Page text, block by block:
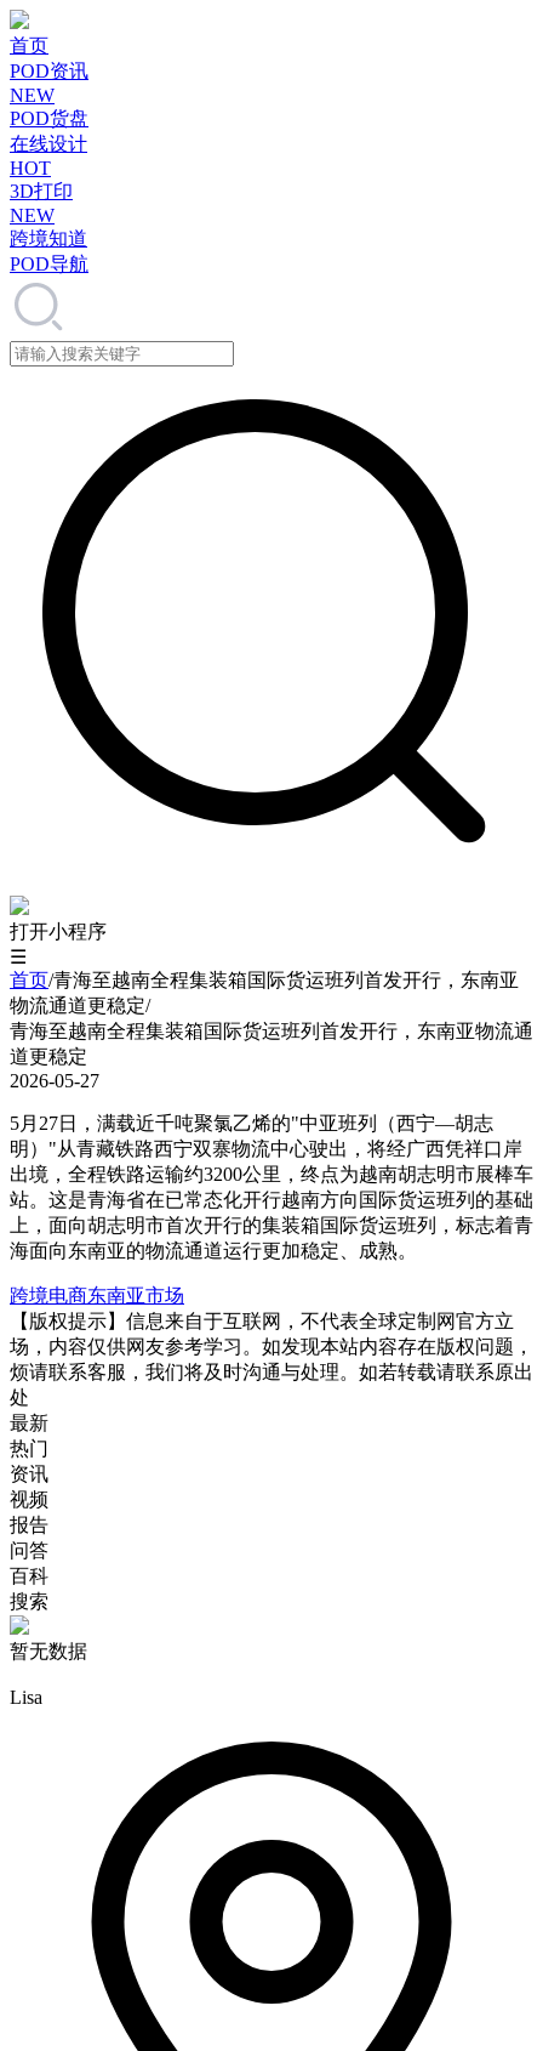
首页
POD资讯
NEW
POD货盘
在线设计
HOT
3D打印
NEW
跨境知道
POD导航
打开小程序
☰
首页/青海至越南全程集装箱国际货运班列首发开行，东南亚
物流通道更稳定/
青海至越南全程集装箱国际货运班列首发开行，东南亚物流通
道更稳定
2026-05-27
5月27日，满载近千吨聚氯乙烯的"中亚班列（西宁—胡志
明）"从青藏铁路西宁双寨物流中心驶出，将经广西凭祥口岸
出境，全程铁路运输约3200公里，终点为越南胡志明市展棒车
站。这是青海省在已常态化开行越南方向国际货运班列的基础
上，面向胡志明市首次开行的集装箱国际货运班列，标志着青
海面向东南亚的物流通道运行更加稳定、成熟。
跨境电商东南亚市场
【版权提示】信息来自于互联网，不代表全球定制网官方立
场，内容仅供网友参考学习。如发现本站内容存在版权问题，
烦请联系客服，我们将及时沟通与处理。如若转载请联系原出
处
最新
热门
资讯
视频
报告
问答
百科
搜索
暂无数据
Lisa